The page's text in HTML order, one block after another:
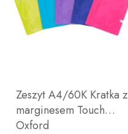
Zeszyt A4/60K Kratka z
marginesem Touch
Oxford